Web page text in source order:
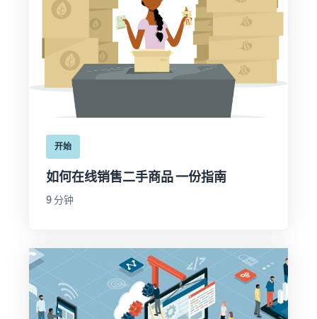
开始
如何在线销售二手商品 一份指南
9 分钟